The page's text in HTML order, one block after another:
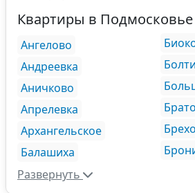
Квартиры в Подмосковье
Ангелово
Андреевка
Аничково
Апрелевка
Архангельское
Балашиха
Развернуть